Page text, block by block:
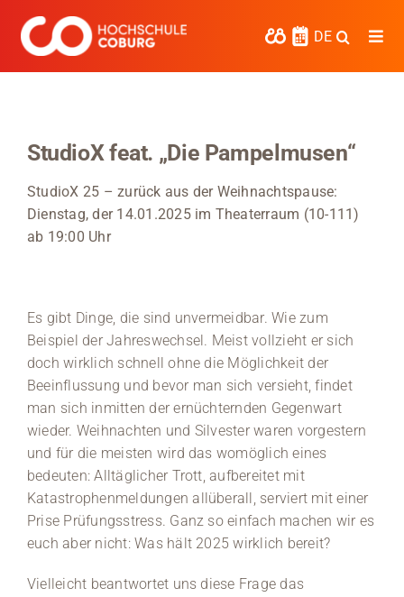
Inhalt
springen
DE
Hochschule Coburg
Entdecke die Region
Informationen für …
Kontakt
Medien
Stellenangebote
News
Veranstaltungen
StudioX feat. „Die Pampelmusen“
StudioX 25 – zurück aus der Weihnachtspause:
Dienstag, der 14.01.2025 im Theaterraum (10-111)
ab 19:00 Uhr
Es gibt Dinge, die sind unvermeidbar. Wie zum
Beispiel der Jahreswechsel. Meist vollzieht er sich
doch wirklich schnell ohne die Möglichkeit der
Beeinflussung und bevor man sich versieht, findet
man sich inmitten der ernüchternden Gegenwart
wieder. Weihnachten und Silvester waren vorgestern
und für die meisten wird das womöglich eines
bedeuten: Alltäglicher Trott, aufbereitet mit
Katastrophenmeldungen allüberall, serviert mit einer
Prise Prüfungsstress. Ganz so einfach machen wir es
euch aber nicht: Was hält 2025 wirklich bereit?
Vielleicht beantwortet uns diese Frage das